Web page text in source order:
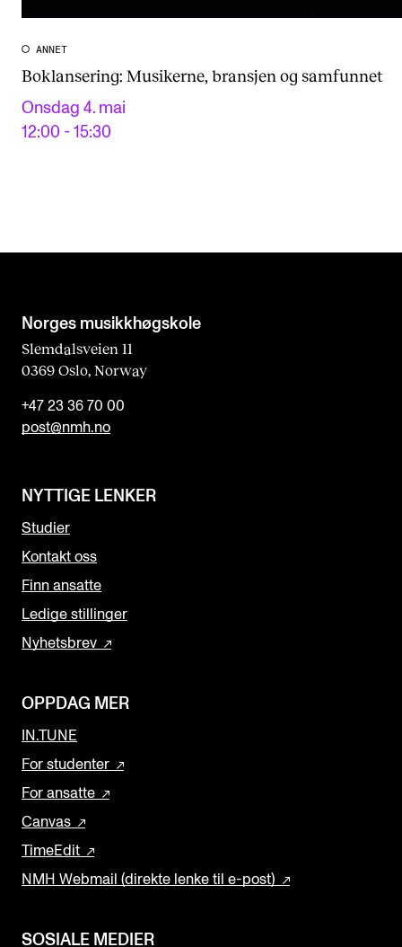
ANNET
Boklansering: Musikerne, bransjen og samfunnet
Onsdag 4. mai
12:00 - 15:30
Norges musikk­høgskole
Slemdalsveien 11
0369 Oslo, Norway
+47 23 36 70 00
post@nmh.no
NYTTIGE LENKER
Studier
Kontakt oss
Finn ansatte
Ledige stillinger
Nyhetsbrev
OPPDAG MER
IN.TUNE
For studenter
For ansatte
Canvas
TimeEdit
NMH Webmail (direkte lenke til e-post)
SOSIALE MEDIER